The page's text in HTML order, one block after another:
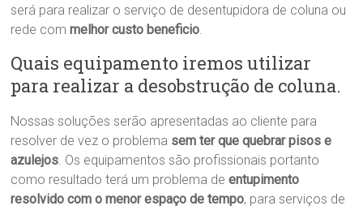
será para realizar o serviço de desentupidora de coluna ou
rede commelhor custo beneficio.
Quais equipamento iremos utilizar
para realizar a desobstrução de coluna.
Nossas soluções serão apresentadas ao cliente para
resolver de vez o problema sem ter que quebrar pisos e
azulejos. Os equipamentos são profissionais portanto
como resultado terá um problema deentupimento
resolvido com o menor espaço de tempo, para serviços de